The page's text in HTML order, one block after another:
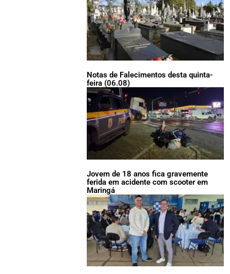
Notas de Falecimentos desta quinta-
feira (06.08)
Jovem de 18 anos fica gravemente
ferida em acidente com scooter em
Maringá